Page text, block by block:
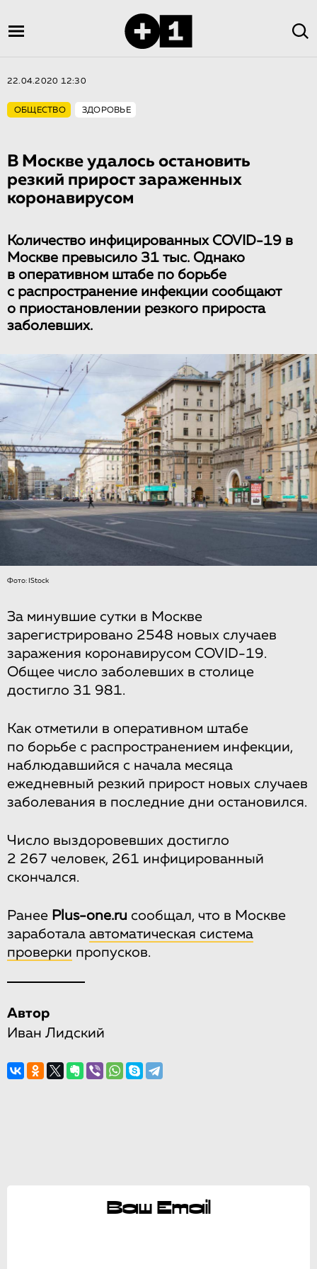
22.04.2020 12:30
ОБЩЕСТВО ЗДОРОВЬЕ
В Москве удалось остановить
резкий прирост зараженных
коронавирусом
Количество инфицированных COVID-19 в
Москве превысило 31 тыс. Однако
в оперативном штабе по борьбе
с распространение инфекции сообщают
о приостановлении резкого прироста
заболевших.
Фото: IStock
За минувшие сутки в Москве
зарегистрировано 2548 новых случаев
заражения коронавирусом COVID-19.
Общее число заболевших в столице
достигло 31 981.
Как отметили в оперативном штабе
по борьбе с распространением инфекции,
наблюдавшийся с начала месяца
ежедневный резкий прирост новых случаев
заболевания в последние дни остановился.
Число выздоровевших достигло
2 267 человек, 261 инфицированный
скончался.
Ранее Plus-one.ru сообщал, что в Москве
заработала автоматическая система
проверки пропусков.
Автор
Иван Лидский
Ваш Email